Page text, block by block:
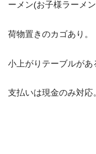
ーメン(お子様ラーメ
荷物置きのカゴあり。
小上がりテーブルがあ
支払いは現金のみ対応